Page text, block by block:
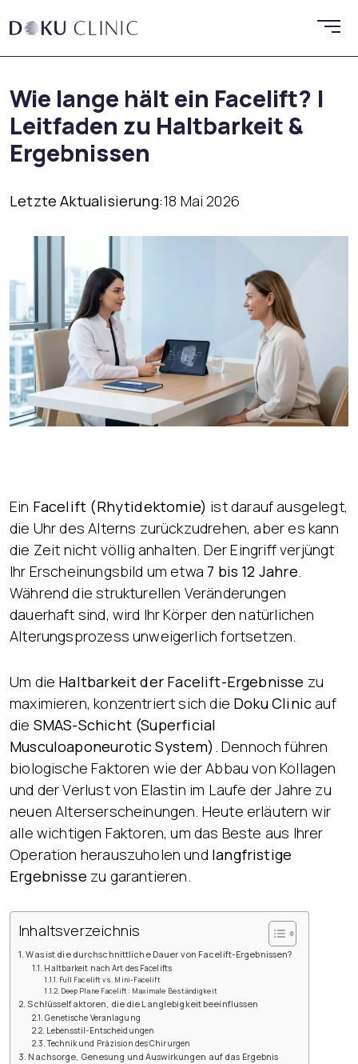
Wie lange hält ein Facelift? |
Leitfaden zu Haltbarkeit &
Ergebnissen
Letzte Aktualisierung:18 Mai 2026
Ein Facelift (Rhytidektomie) ist darauf ausgelegt,
die Uhr des Alterns zurückzudrehen, aber es kann
die Zeit nicht völlig anhalten. Der Eingriff verjüngt
Ihr Erscheinungsbild um etwa 7 bis 12 Jahre.
Während die strukturellen Veränderungen
dauerhaft sind, wird Ihr Körper den natürlichen
Alterungsprozess unweigerlich fortsetzen.
Um die Haltbarkeit der Facelift-Ergebnisse zu
maximieren, konzentriert sich die Doku Clinicauf
die SMAS-Schicht (Superficial
Musculoaponeurotic System) . Dennoch führen
biologische Faktoren wie der Abbau von Kollagen
und der Verlust von Elastin im Laufe der Jahre zu
neuen Alterserscheinungen. Heute erläutern wir
alle wichtigen Faktoren, um das Beste aus Ihrer
Operation herauszuholen und langfristige
Ergebnisse zu garantieren.
Inhaltsverzeichnis
Was ist die durchschnittliche Dauer von Facelift-Ergebnissen?
Haltbarkeit nach Art des Facelifts
Full Facelift vs. Mini-Facelift
Deep Plane Facelift: Maximale Beständigkeit
Schlüsselfaktoren, die die Langlebigkeit beeinflussen
Genetische Veranlagung
Lebensstil-Entscheidungen
Technik und Präzision des Chirurgen
Nachsorge, Genesung und Auswirkungen auf das Ergebnis